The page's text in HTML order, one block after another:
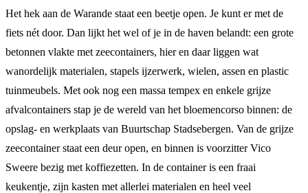
Het hek aan de Warande staat een beetje open. Je kunt er met de
fiets nét door. Dan lijkt het wel of je in de haven belandt: een grote
betonnen vlakte met zeecontainers, hier en daar liggen wat
wanordelijk materialen, stapels ijzerwerk, wielen, assen en plastic
tuinmeubels. Met ook nog een massa tempex en enkele grijze
afvalcontainers stap je de wereld van het bloemencorso binnen: de
opslag- en werkplaats van Buurtschap Stadsebergen. Van de grijze
zeecontainer staat een deur open, en binnen is voorzitter Vico
Sweere bezig met koffiezetten. In de container is een fraai
keukentje, zijn kasten met allerlei materialen en heel veel